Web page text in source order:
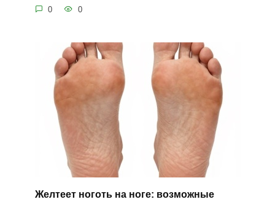
0 0
Желтеет ноготь на ноге: возможные